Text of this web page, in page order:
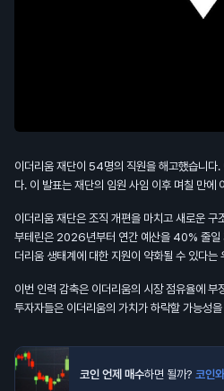
이더리움 재단이 54명의 직원을 해고했습니
다. 이 발표는 재단의 임원 사임 이후 며칠 만에
이더리움 재단은 조직 개편을 마치고 새로운 구
부테린은 2026년부터 연간 예산을 40% 줄일
더리움 생태계에 대한 지원이 약화될 수 있다는
이번 인력 감축은 이더리움의 시장 점유율에
투자자들은 이더리움의 가치가 하락할 가능성
코인 언제 매수하면 될까? 코인